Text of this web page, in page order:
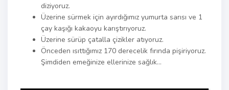
diziyoruz.
Üzerine sürmek için ayırdığımız yumurta sarısı ve 1
çay kaşığı kakaoyu karıştırıyoruz.
Üzerine sürüp çatalla çizikler atıyoruz.
Önceden ısıttığımız 170 derecelik fırında pişiriyoruz.
Şimdiden emeğinize ellerinize sağlık…